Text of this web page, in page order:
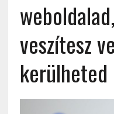
veszítesz
kerülheted